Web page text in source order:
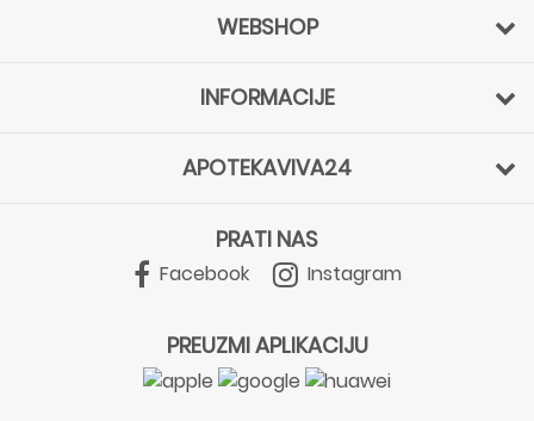
WEBSHOP
INFORMACIJE
APOTEKAVIVA24
PRATI NAS
Facebook Instagram
PREUZMI APLIKACIJU